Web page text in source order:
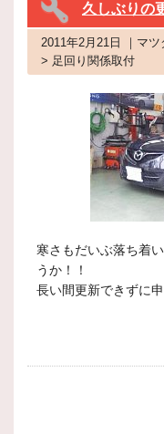
久しぶりの
2011年2月21日 ｜マ
> 足回り関係取付
寒さもだいぶ落ち着
うか！！
長い間更新できずに